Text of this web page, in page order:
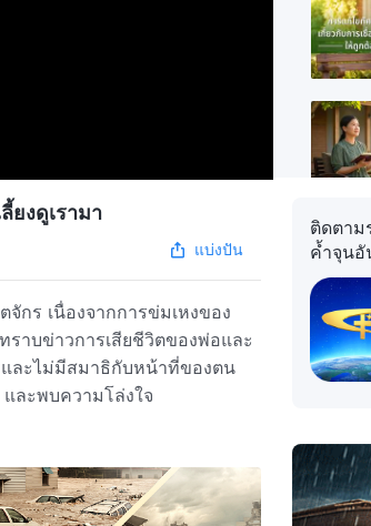
งดูเรามา
แบ่งปัน
งของ
ละไม่มีสมาธิกับหน้าที่ของตน
ละพบความโล่งใจ
ติดตาม
ค้ำจุนอั